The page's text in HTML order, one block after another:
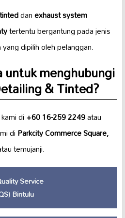
tinteddanexhaust system
tertentu bergantung pada jenis
dipilih oleh pelanggan.
untuk menghubungi
& Tinted?
di+60 16-259 2249atau
diParkcity Commerce Square,
temujanji.
Service
Bintulu